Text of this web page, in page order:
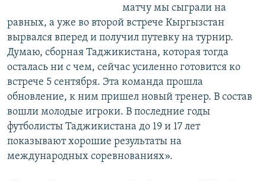
матчу мы сыграли на
равных, а уже во второй встрече Кыргызстан
вырвался вперед и получил путевку на турнир.
Думаю, сборная Таджикистана, которая тогда
осталась ни с чем, сейчас усиленно готовится ко
встрече 5 сентября. Эта команда прошла
обновление, к ним пришел новый тренер. В состав
вошли молодые игроки. В последние годы
футболисты Таджикистана до 19 и 17 лет
показывают хорошие результаты на
международных соревнованиях».